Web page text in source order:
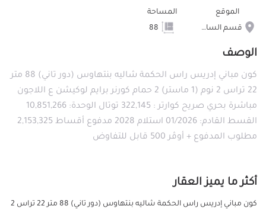
الموقع
قسم الساحل الشمالى
المساحة
الوصف
كون مباني إدريس راس الحكمة شاليه بنتهاوس (دور تاني) 88 متر
22 تراس 2 نوم (1 ماستر) 2 حمام كورنر برايم لوكيشن ع اللاجون
مباشرة بحري صريح كوارتر : 322,145 توتال الوحدة: 10,851,266
القسط القادم: 01/2026 استلام 2028 مدفوع أقساط 2,153,325
مطلوب المدفوع + أوڤر 500 قابل للتفاوض
أكثر ما يميز العقار
كون مباني إدريس راس الحكمة شاليه بنتهاوس (دور تاني) 88 متر 22 تراس 2